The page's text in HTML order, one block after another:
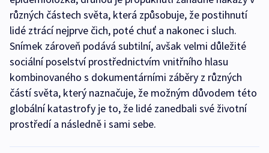
různých částech světa, která způsobuje, že postihnutí
lidé ztrácí nejprve čich, poté chuť a nakonec i sluch.
Snímek zároveň podává subtilní, avšak velmi důležité
sociální poselství prostřednictvím vnitřního hlasu
kombinovaného s dokumentárními záběry z různých
částí světa, který naznačuje, že možným důvodem této
globální katastrofy je to, že lidé zanedbali své životní
prostředí a následně i sami sebe.